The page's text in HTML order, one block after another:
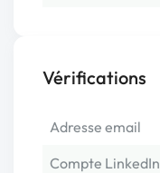
Vérifications
Adresse email
Compte LinkedIn